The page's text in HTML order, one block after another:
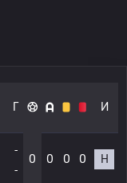
Г И
-
-
0 0 0 0 Н